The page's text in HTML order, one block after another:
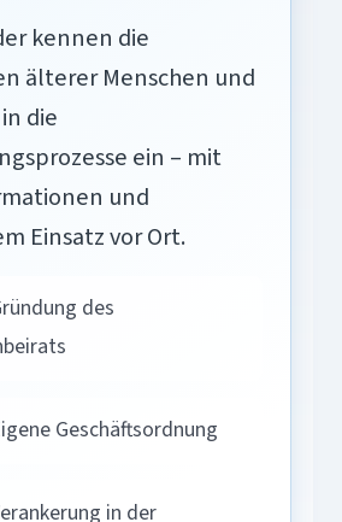
kennen die
älterer Menschen und
die
ein – mit
und
Einsatz vor Ort.
des
Geschäftsordnung
in der